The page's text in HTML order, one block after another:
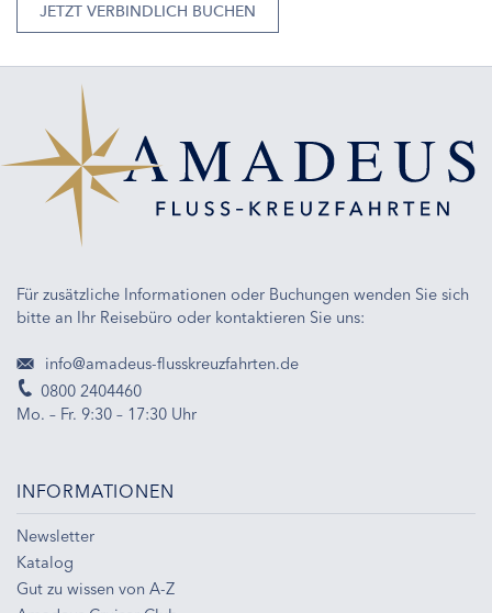
JETZT VERBINDLICH BUCHEN
Für zusätzliche Informationen oder Buchungen wenden Sie sich
bitte an Ihr Reisebüro oder kontaktieren Sie uns:
info@amadeus-flusskreuzfahrten.de
0800 2404460
Mo. – Fr. 9:30 – 17:30 Uhr
INFORMATIONEN
Newsletter
Katalog
Gut zu wissen von A-Z